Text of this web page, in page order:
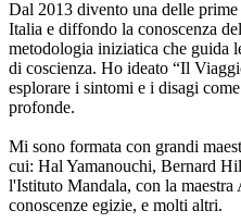
Dal 2013 divento una delle
Italia e diffondo la conoscenza
metodologia iniziatica che guida
di coscienza. Ho ideato “Il
esplorare i sintomi e i disagi
profonde.
Mi sono formata con grandi
cui: Hal Yamanouchi, Bernard
l'Istituto Mandala, con la
conoscenze egizie, e molti altri.